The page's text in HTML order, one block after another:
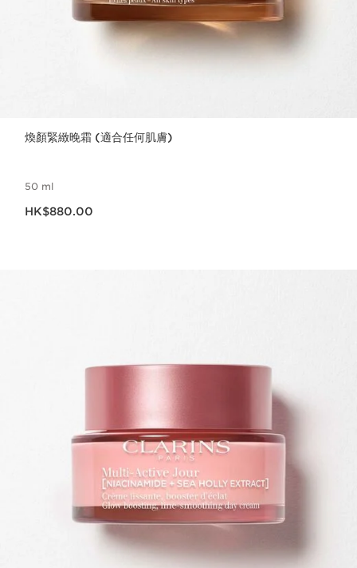
煥顏緊緻晚霜 (適合任何肌膚)
50 ml
HK$880.00